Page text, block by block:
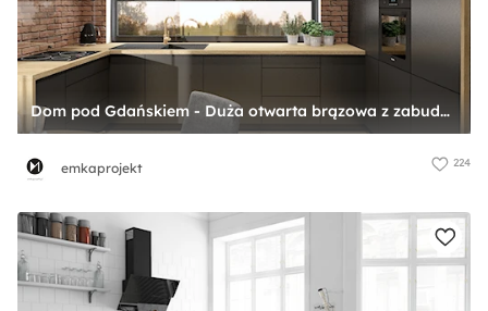
Dom pod Gdańskiem - Duża otwarta brązowa z zabudowaną lodówką z okapem z nablatowym zlewozmywakiem ze zlewem pod oknem kuchnia w kształcie litery u z oknem, styl nowoczesny - zdjęcie od emkaprojekt
emkaprojekt 224